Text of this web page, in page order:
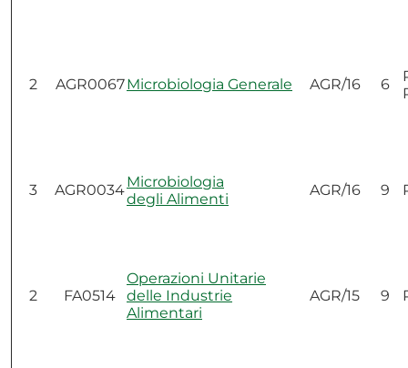
2 AGR0067Microbiologia Generale AGR/16 6
3 AGR0034Microbiologia
degli Alimenti
AGR/16 9
2 FA0514
Operazioni Unitarie
delle Industrie
Alimentari
AGR/15 9